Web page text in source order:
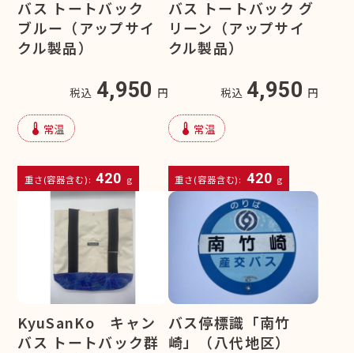
バス トートバック
ブルー（アップサイ
クル製品）
税込 4,950 円
device_thermostat 常温
重さ(容器含む): 420 g
バス トートバック グ
リーン（アップサイ
クル製品）
税込 4,950 円
device_thermostat 常温
重さ(容器含む): 420 g
KyuSanKo キャン
バス トートバック群
バス停標識「南竹
崎」（八代地区）